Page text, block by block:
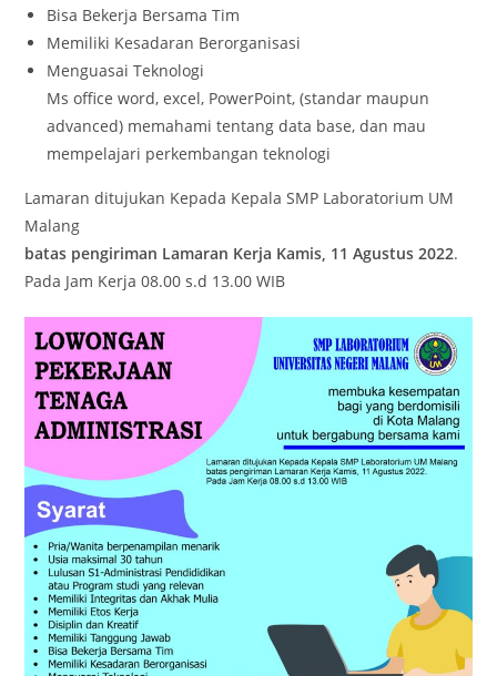
Bisa Bekerja Bersama Tim
Memiliki Kesadaran Berorganisasi
Menguasai Teknologi
Ms office word, excel, PowerPoint, (standar maupun
advanced) memahami tentang data base, dan mau
mempelajari perkembangan teknologi
Lamaran ditujukan Kepada Kepala SMP Laboratorium UM
Malang
batas pengiriman Lamaran Kerja Kamis, 11 Agustus 2022.
Pada Jam Kerja 08.00 s.d 13.00 WIB